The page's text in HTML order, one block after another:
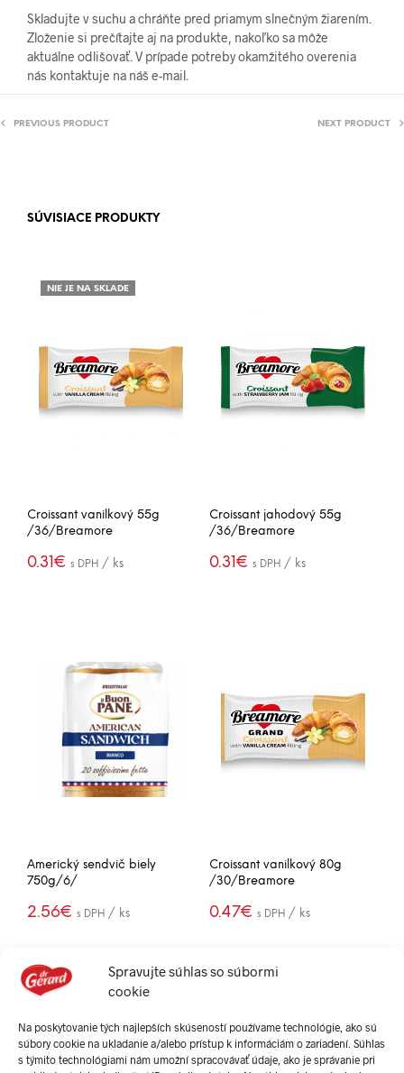
Spravujte súhlas so súbormi
cookie
Na poskytovanie tých najlepších skúseností používame technológie, ako sú
súbory cookie na ukladanie a/alebo prístup k informáciám o zariadení. Súhlas
s týmito technológiami nám umožní spracovávať údaje, ako je správanie pri
Skladujte v suchu a chráňte pred priamym slnečným žiarením.
Zloženie si prečítajte aj na produkte, nakoľko sa môže
aktuálne odlišovať. V prípade potreby okamžitého overenia
nás kontaktuje na náš e-mail.
PREVIOUS PRODUCT NEXT PRODUCT
SÚVISIACE PRODUKTY
NIE JE NA SKLADE
Croissant vanilkový 55g
/36/Breamore
0.31 € s DPH / ks
Croissant jahodový 55g
/36/Breamore
0.31 € s DPH / ks
Americký sendvič biely
750g/6/
2.56€ s DPH / ks
KOŠÍKA
Croissant vanilkový 80g
/30/Breamore
0.47€ s DPH / ks